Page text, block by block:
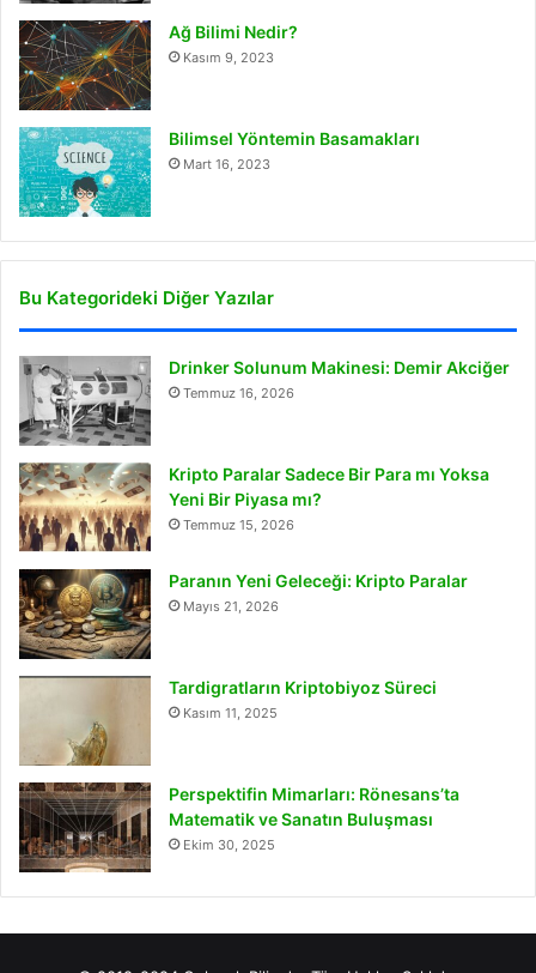
Ağ Bilimi Nedir?
Kasım 9, 2023
Bilimsel Yöntemin Basamakları
Mart 16, 2023
Bu Kategorideki Diğer Yazılar
Drinker Solunum Makinesi: Demir Akciğer
Temmuz 16, 2026
Kripto Paralar Sadece Bir Para mı Yoksa
Yeni Bir Piyasa mı?
Temmuz 15, 2026
Paranın Yeni Geleceği: Kripto Paralar
Mayıs 21, 2026
Tardigratların Kriptobiyoz Süreci
Kasım 11, 2025
Perspektifin Mimarları: Rönesans’ta
Matematik ve Sanatın Buluşması
Ekim 30, 2025